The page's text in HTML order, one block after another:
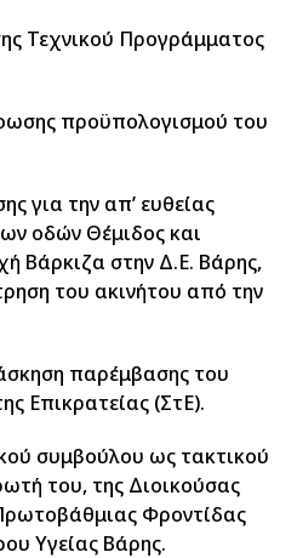
Τεχνικού Προγράμματος
προϋπολογισμού του
για την απ’ ευθείας
οδών Θέμιδος και
Βάρκιζα στην Δ.Ε. Βάρης,
του ακινήτου από την
παρέμβασης του
Επικρατείας (ΣτΕ).
συμβούλου ως τακτικού
του, της Διοικούσας
Φροντίδας
Υγείας Βάρης.